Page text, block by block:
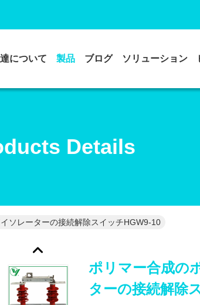
について 製品 ブログ ソリューション
Details
ソレーターの接続解除スイッチHGW9-10
ポリマー合成の
ターの接続解除